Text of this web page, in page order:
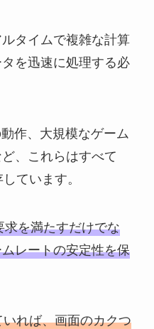
タイムで複雑な計算
を迅速に処理する必
作、大規模なゲーム
、これらはすべて
ています。
を満たすだけでな
レートの安定性を保
れば、画面のカクつ